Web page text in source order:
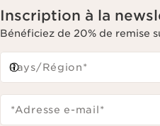
Inscription à la
Bénéficiez de 20% de remise
Pays/Région*
*Adresse e-mail*